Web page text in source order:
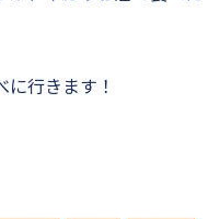
行きます！